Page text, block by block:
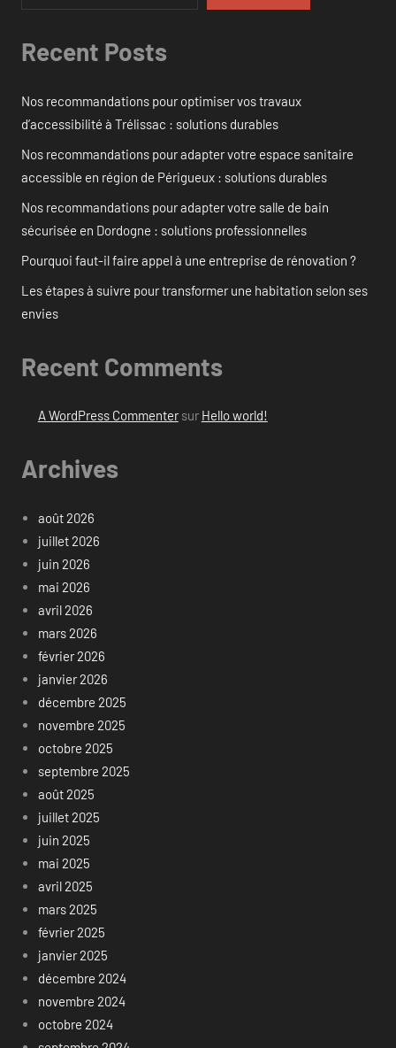
Recent Posts
Nos recommandations pour optimiser vos travaux
d’accessibilité à Trélissac : solutions durables
Nos recommandations pour adapter votre espace sanitaire
accessible en région de Périgueux : solutions durables
Nos recommandations pour adapter votre salle de bain
sécurisée en Dordogne : solutions professionnelles
Pourquoi faut-il faire appel à une entreprise de rénovation ?
Les étapes à suivre pour transformer une habitation selon ses
envies
Recent Comments
A WordPress Commentersur Hello world!
Archives
août 2026
juillet 2026
juin 2026
mai 2026
avril 2026
mars 2026
février 2026
janvier 2026
décembre 2025
novembre 2025
octobre 2025
septembre 2025
août 2025
juillet 2025
juin 2025
mai 2025
avril 2025
mars 2025
février 2025
janvier 2025
décembre 2024
novembre 2024
octobre 2024